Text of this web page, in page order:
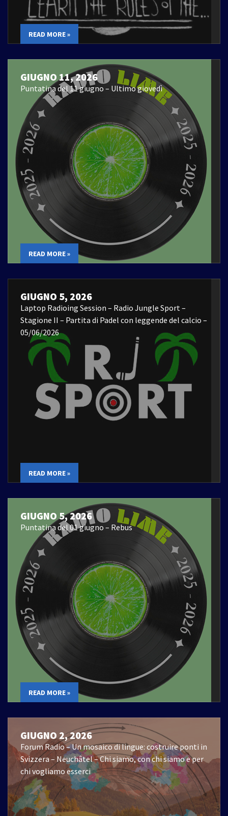
READ MORE »
GIUGNO 11, 2026
Puntatina del 11 giugno – Ultimo giovedì
READ MORE »
GIUGNO 5, 2026
Laptop Radioing Session – Radio Jungle Sport –
Stagione II – Partita di Padel con leggende del calcio –
05/06/2026
READ MORE »
GIUGNO 5, 2026
Puntatina del 01 giugno – Rebus
READ MORE »
GIUGNO 2, 2026
Forum Radio – Un mosaico di lingue: costruire ponti in
Svizzera – Neuchâtel – Chi siamo, con chi siamo e per
chi vogliamo esserci